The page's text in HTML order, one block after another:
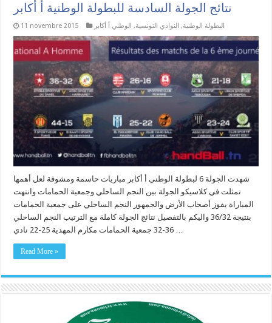
نتائج الجولة السادسة للبطولة الوطنية أ أكابر
11 novembre 2015 البطولة الوطنية, النوادي التونسية, الوطني أ أكابر
شهدت الجولة 6 لبطولة الوطني أ أكابر مباريات حاسمة ومشوقة لعل أهمها
تمثلت في كلاسيكو الجولة بين النجم الساحلي وجمعية الحمامات وانتهت
المباراة بفوز أصحاب الأرض والجمهور النجم الساحلي على جمعية الحمامات
بنتيجة 36/32 واليكم بالتفصيل نتائج الجولة كاملة مع الترتيب النجم الساحلي
36-32 جمعية الحمامات مكارم المهدية 25-22 نادي …
Read More »